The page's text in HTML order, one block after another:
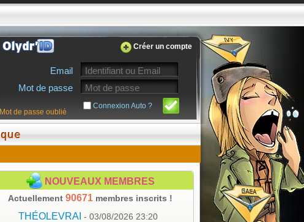
Créer un compte
Email
Mot de passe
Connexion Auto ?
Mot de passe oublié
NOUVEAUX MEMBRES
Actuellement 90671 membres inscrits !
THÉOLEVRAI - 03/08/2026 23:20